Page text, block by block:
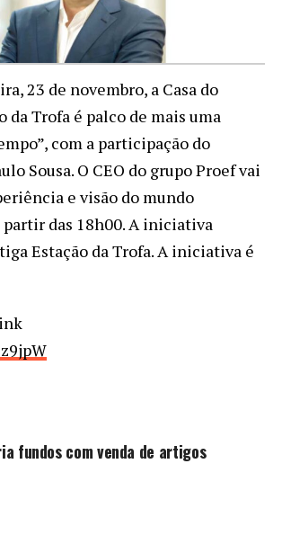
23 de novembro, a Casa do
da Trofa é palco de mais uma
com a participação do
Sousa. O CEO do grupo Proef vai
e visão do mundo
das 18h00. A iniciativa
Estação da Trofa. A iniciativa é
fundos com venda de artigos